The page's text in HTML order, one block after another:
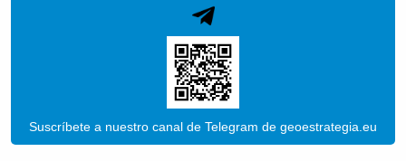
Suscríbete a nuestro canal de Telegram de geoestrategia.eu